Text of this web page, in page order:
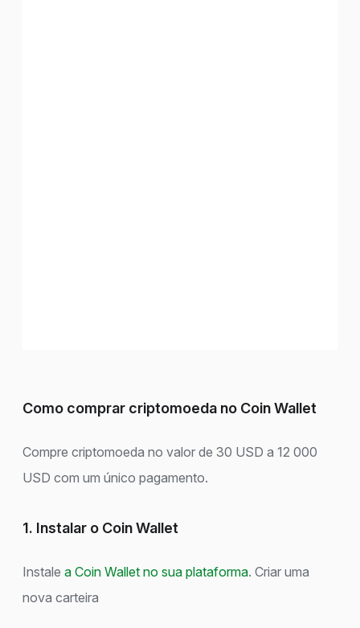
Como comprar criptomoeda no Coin Wallet
Compre criptomoeda no valor de 30 USD a 12 000
USD com um único pagamento.
1. Instalar o Coin Wallet
Instale a Coin Wallet no sua plataforma. Criar uma
nova carteira